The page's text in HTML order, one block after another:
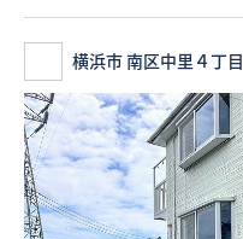
横浜市 南区中里４丁目